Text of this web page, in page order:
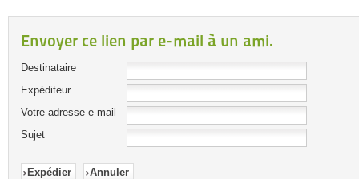
Envoyer ce lien par e-mail à un ami.
Destinataire
Expéditeur
Votre adresse e-mail
Sujet
Expédier Annuler